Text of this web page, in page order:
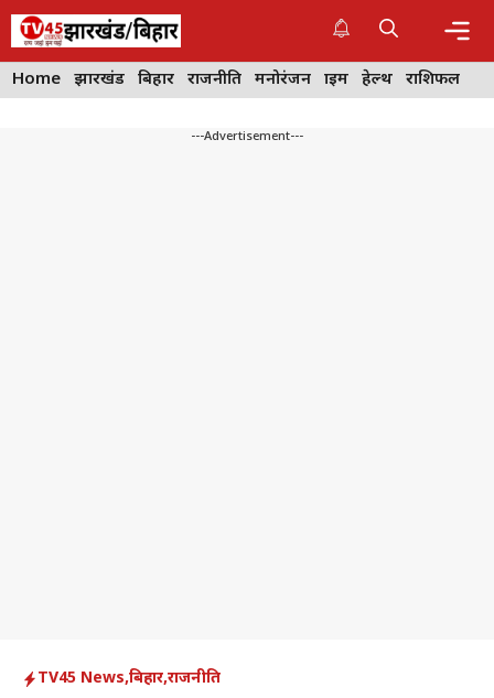
Skip
content
Home झारखंड बिहार राजनीति मनोरंजन क्राइम हेल्थ राशिफल
---Advertisement---
TV45 News,बिहार,राजनीति